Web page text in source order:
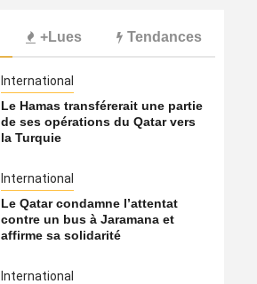
+Lues Tendances
International
Le Hamas transférerait une partie
de ses opérations du Qatar vers
la Turquie
International
Le Qatar condamne l’attentat
contre un bus à Jaramana et
affirme sa solidarité
International